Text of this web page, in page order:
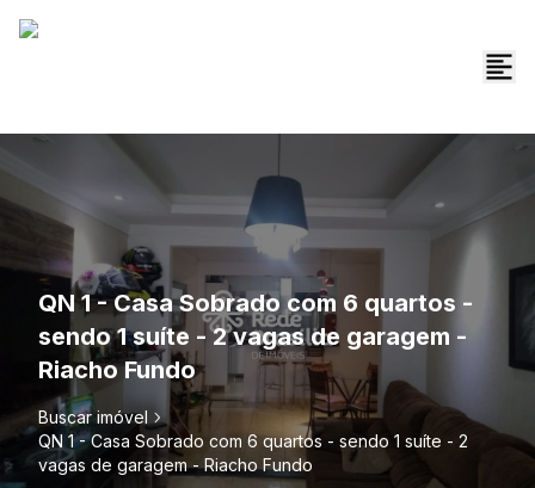
QN 1 - Casa Sobrado com 6 quartos -
sendo 1 suíte - 2 vagas de garagem -
Riacho Fundo
Buscar imóvel
QN 1 - Casa Sobrado com 6 quartos - sendo 1 suíte - 2
vagas de garagem - Riacho Fundo